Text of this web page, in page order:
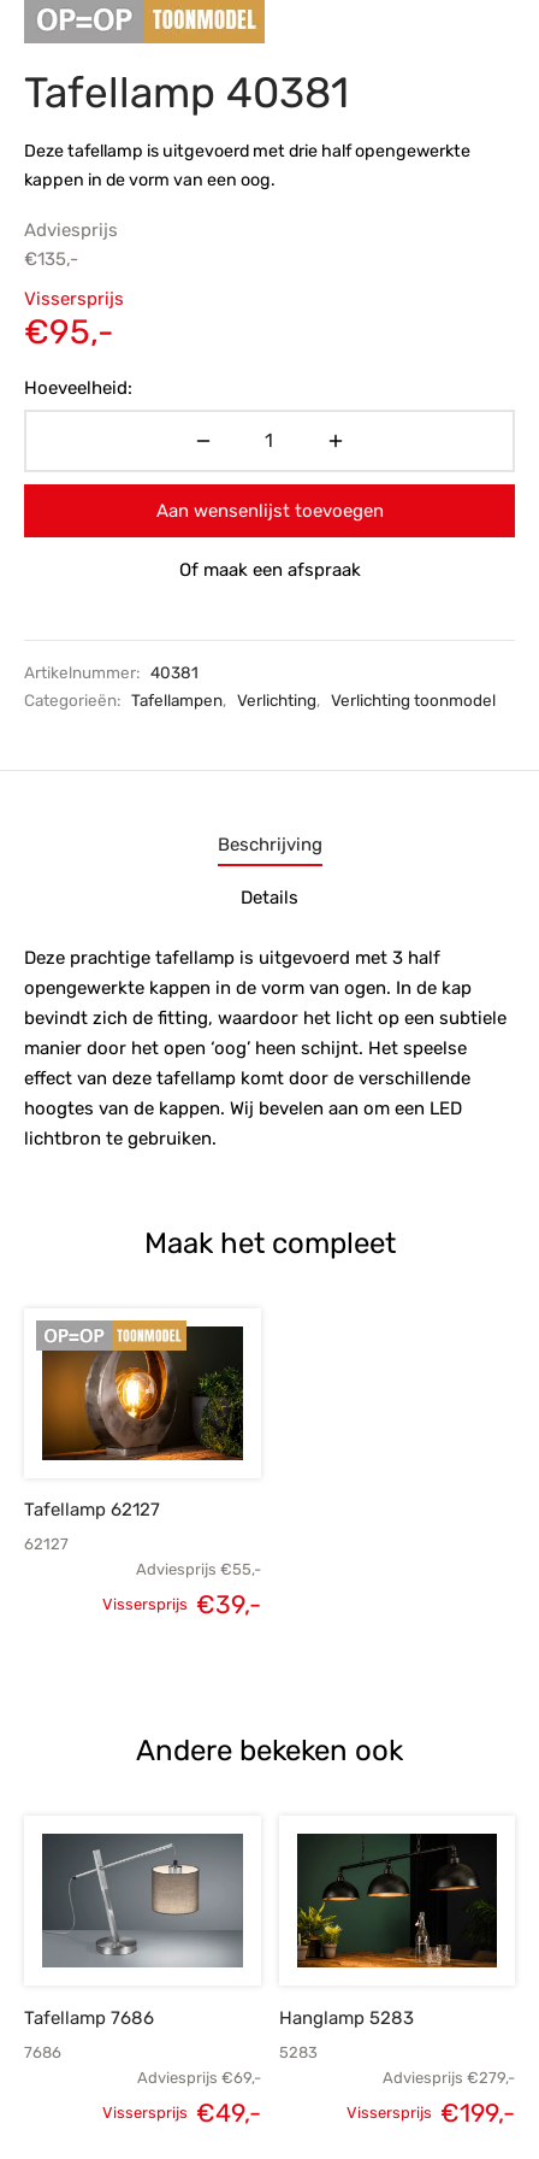
Tafellamp 40381
Deze tafellamp is uitgevoerd met drie half opengewerkte
kappen in de vorm van een oog.
Adviesprijs
€135,-
Oorspronkelijke
prijs was:
Vissersprijs
€95,-
€95,-.
Hoeveelheid:
Aan wensenlijst toevoegen
Of maak een afspraak
Artikelnummer: 40381
Categorieën: Tafellampen, Verlichting, Verlichting toonmodel
Beschrijving
Details
Deze prachtige tafellamp is uitgevoerd met 3 half
opengewerkte kappen in de vorm van ogen. In de kap
bevindt zich de fitting, waardoor het licht op een subtiele
manier door het open ‘oog’ heen schijnt. Het speelse
effect van deze tafellamp komt door de verschillende
hoogtes van de kappen. Wij bevelen aan om een LED
lichtbron te gebruiken.
Maak het compleet
Tafellamp 62127
62127
Adviesprijs €55,-
Vissersprijs €39,-
Andere bekeken ook
Tafellamp 7686
7686
Adviesprijs €69,-
Vissersprijs €49,-
Hanglamp 5283
5283
Adviesprijs €279,-
Vissersprijs €199,-
toonmodel
PVC